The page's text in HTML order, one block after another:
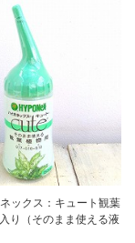
ックス：キュート観葉
り（そのまま使える液